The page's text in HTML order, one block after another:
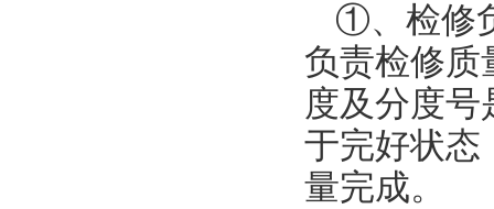
①、检修
负责检修质
度及分度
于完好状态
量完成。